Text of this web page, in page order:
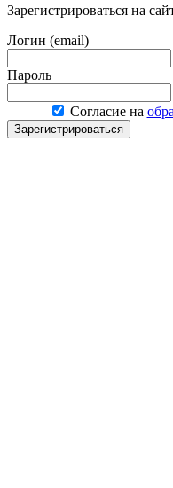
Зарегистрироваться на
Логин (email)
Пароль
Согласие на
Зарегистрироваться